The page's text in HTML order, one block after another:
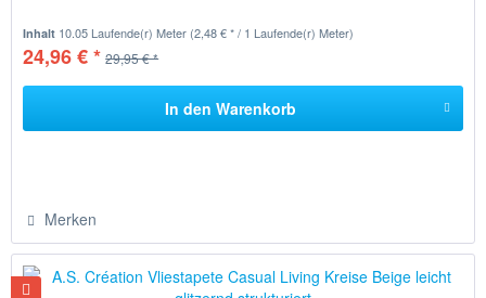
Inhalt 10.05 Laufende(r) Meter (2,48 € * / 1 Laufende(r) Meter)
24,96 € * 29,95 € *
In den Warenkorb
Merken